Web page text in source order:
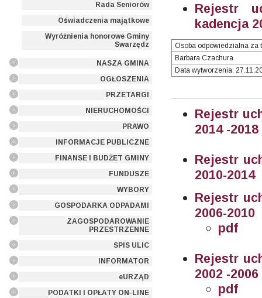
Rada Seniorów
Oświadczenia majątkowe
Wyróżnienia honorowe Gminy
Swarzędz
NASZA GMINA
OGŁOSZENIA
PRZETARGI
NIERUCHOMOŚCI
PRAWO
INFORMACJE PUBLICZNE
FINANSE I BUDŻET GMINY
FUNDUSZE
WYBORY
GOSPODARKA ODPADAMI
ZAGOSPODAROWANIE
PRZESTRZENNE
SPIS ULIC
INFORMATOR
eURZĄD
PODATKI I OPŁATY ON-LINE
Rejestr
kadencja
Osoba odpowiedzialna za
Barbara Czachura
Data wytworzenia:
Rejestr
2014 -2018
Rejestr
2010-2014
Rejestr
2006-2010
pdf
Rejestr
2002 -2006
pdf